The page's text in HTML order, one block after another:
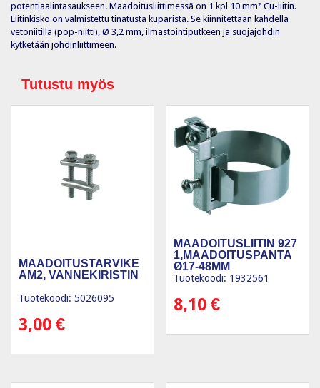
potentiaalintasaukseen. Maadoitusliittimessä on 1 kpl 10 mm² Cu-liitin.
Liitinkisko on valmistettu tinatusta kuparista. Se kiinnitettään kahdella
vetoniitillä (pop-niitti), Ø 3,2 mm, ilmastointiputkeen ja suojajohdin
kytketään johdinliittimeen.
Tutustu myös
MAADOITUSTARVIKE
AM2, VANNEKIRISTIN
Tuotekoodi: 5026095
3,00 €
MAADOITUSLIITIN 927
1,MAADOITUSPANTA
Ø17-48MM
Tuotekoodi: 1932561
8,10€